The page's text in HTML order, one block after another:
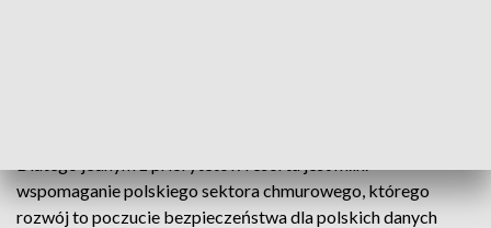
wspomaganie polskiego sektora chmurowego, którego
rozwój to poczucie bezpieczeństwa dla polskich danych